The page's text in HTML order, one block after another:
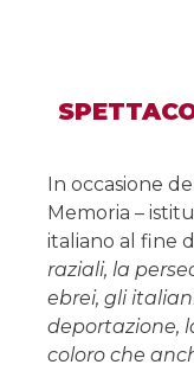
In occasione
Memoria –
italiano al fine
raziali, la
ebrei, gli
deportazione,
coloro che